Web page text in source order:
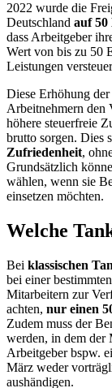
2022 wurde die
Deutschland auf 50
dass Arbeitgeber
Wert von bis zu 50
Leistungen
Diese Erhöhung
Arbeitnehmern den
höhere steuerfreie
brutto sorgen. Dies
Zufriedenheit,
Grundsätzlich
wählen, wenn sie
einsetzen möchten.
Welche
Bei klassischen
bei einer
Mitarbeitern zur
achten, nur einen
Zudem muss der
werden, in dem der
Arbeitgeber bspw.
März weder
aushändigen.